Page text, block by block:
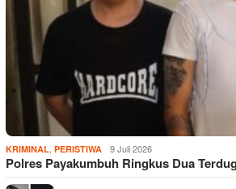
KRIMINAL, PERISTIWA 9 Juli 2026
Polres Payakumbuh Ringkus Dua